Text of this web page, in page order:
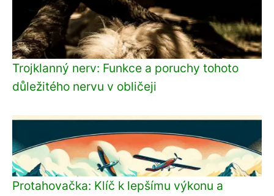
Trojklanný nerv: Funkce a poruchy tohoto
důležitého nervu v obličeji
Protahovačka: Klíč k lepšímu výkonu a